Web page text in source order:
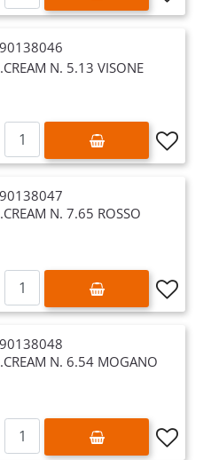
N. 5.13 VISONE
Quantità
N. 7.65 ROSSO
Quantità
N. 6.54 MOGANO
Quantità